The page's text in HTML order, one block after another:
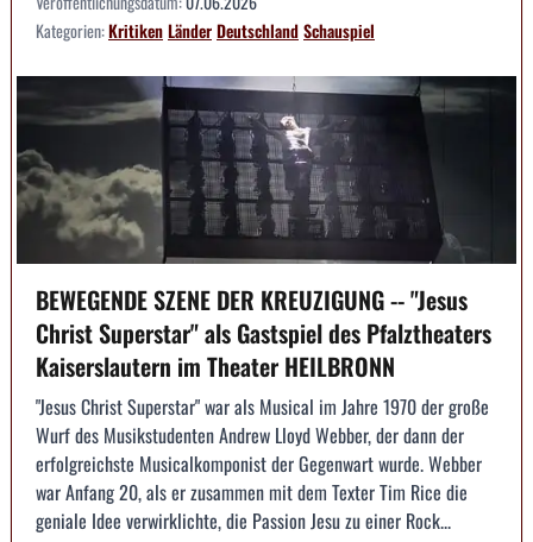
Kategorien:KritikenLänderDeutschlandSchauspiel
BEWEGENDE SZENE DER KREUZIGUNG -- "Jesus
Christ Superstar" als Gastspiel des Pfalztheaters
Kaiserslautern im Theater HEILBRONN
"Jesus Christ Superstar" war als Musical im Jahre 1970 der große
Wurf des Musikstudenten Andrew Lloyd Webber, der dann der
erfolgreichste Musicalkomponist der Gegenwart wurde. Webber
war Anfang 20, als er zusammen mit dem Texter Tim Rice die
geniale Idee verwirklichte, die Passion Jesu zu einer Rock...